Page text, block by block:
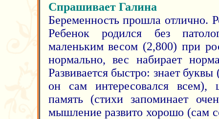
Спрашивает Галина
Беременность прошла отлично.
Ребенок родился без
маленьким весом (2,800) при
нормально, вес набирает
Развивается быстро: знает
он сам интересовался всем),
память (стихи запоминает
мышление развито хорошо (сам